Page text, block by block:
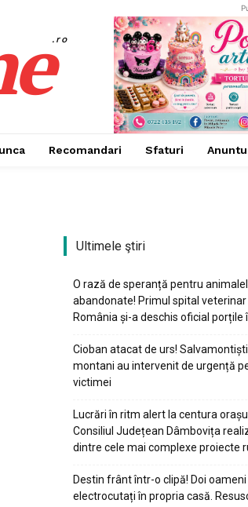
.ro
Recomandari Sfaturi
Ultimele ştiri
O rază de speranță pentru
abandonate! Primul spital veterinar
România și-a deschis oficial porțile
Cioban atacat de urs!
montani au intervenit de urgență
victimei
Lucrări în ritm alert la centura
Consiliul Județean Dâmbovița
dintre cele mai complexe proiecte
Destin frânt într-o clipă! Doi
electrocutați în propria casă.